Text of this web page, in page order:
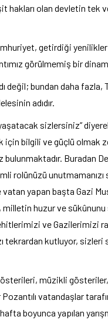
hakları olan devletin tek
getirdiği yenilikler
görülmemiş bir
bundan daha fazla,
adıdır.
sizlersiniz”
bilgili ve güçlü olmak
bulunmaktadır. Buradan
rolünüzü unutmamanızı
vatan yapan başta Gazi
huzur ve
ve Gazilerimizi
tekrardan kutluyor, sizleri
gösterileri, müzikli
vatandaşlar
boyunca yapılan